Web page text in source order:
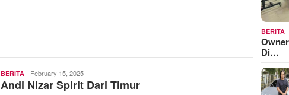
BERITA Yosef
Naiobe
February 15, 2025
Andi Nizar Spirit Dari Timur
BERITA
Di…